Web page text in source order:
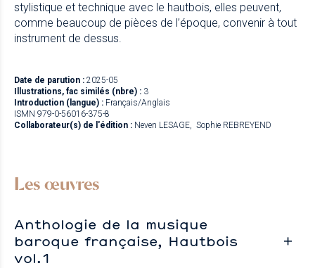
stylistique et technique avec le hautbois, elles peuvent,
comme beaucoup de pièces de l’époque, convenir à tout
instrument de dessus.
Date de parution : 2025-05
Illustrations, fac similés (nbre) : 3
Introduction (langue) : Français/Anglais
ISMN 979-0-56016-375-8
Collaborateur(s) de l'édition : Neven LESAGE Sophie REBREYEND
Les œuvres
Anthologie de la musique
baroque française, Hautbois
vol.1